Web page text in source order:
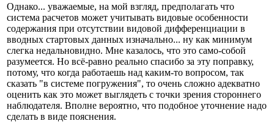
Однако... уважаемые, на мой взгляд, предполагать что
система расчетов может учитывать видовые особенности
содержания при отсутствии видовой дифференциации в
вводных стартовых данных изначально... ну как минимум
слегка недальновидно. Мне казалось, что это само-собой
разумеется. Но всё-равно реально спасибо за эту поправку,
потому, что когда работаешь над каким-то вопросом, так
сказать "в системе погружения", то очень сложно адекватно
оценить как это может выглядеть с точки зрения стороннего
наблюдателя. Вполне вероятно, что подобное уточнение надо
сделать в виде пояснения.